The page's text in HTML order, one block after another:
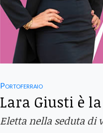
Portoferraio
Lara Giusti è
Eletta nella seduta di